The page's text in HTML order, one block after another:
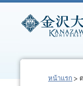
หน้าแรก